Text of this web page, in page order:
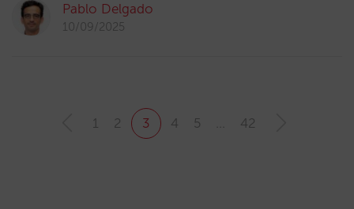
Pablo Delgado
10/09/2025
1 2 3 4 5 42